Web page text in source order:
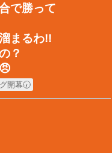
で勝って
まるわ!!
？
開幕🕢